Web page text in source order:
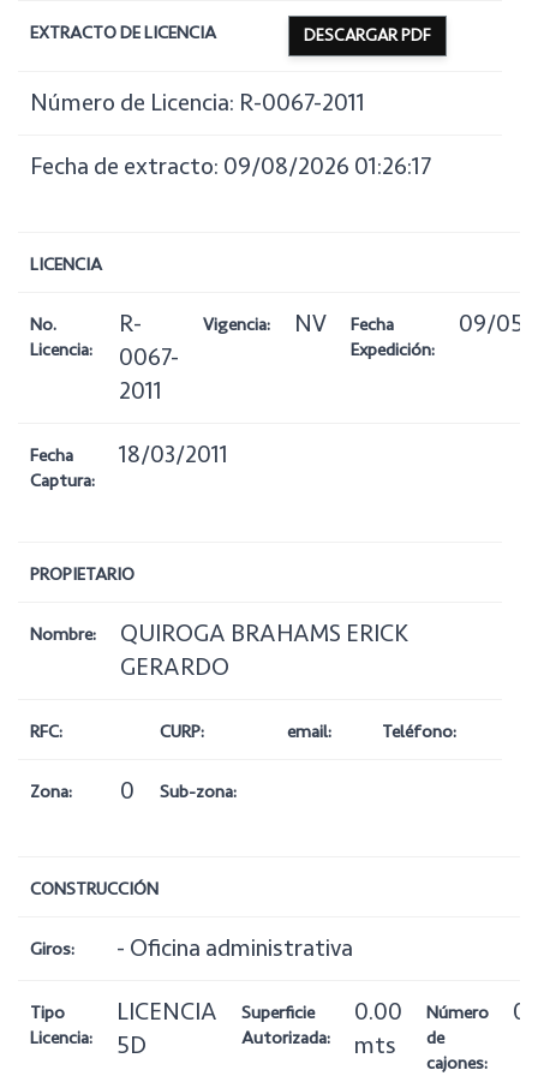
EXTRACTO DE LICENCIA DESCARGAR PDF
Número de Licencia: R-0067-2011
Fecha de extracto: 09/08/2026 01:26:17
LICENCIA
No.
Licencia:
R-
0067-
2011
Vigencia: NV
Fecha
Expedición:
09/05/
Fecha
Captura:
18/03/2011
PROPIETARIO
Nombre:
QUIROGA BRAHAMS ERICK
GERARDO
RFC: CURP: email: Teléfono:
Zona: 0 Sub-zona:
CONSTRUCCIÓN
Giros: - Oficina administrativa
Tipo
Licencia:
LICENCIA
5D
Superficie
Autorizada:
0.00
mts
Número
de
cajones:
0